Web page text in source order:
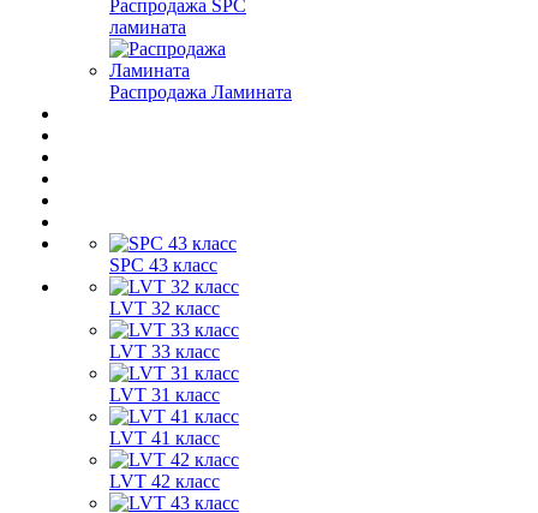
Распродажа SPC
ламината
Распродажа Ламината
SPC 43 класс
LVT 32 класс
LVT 33 класс
LVT 31 класс
LVT 41 класс
LVT 42 класс